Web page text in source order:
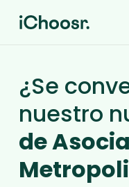
¿Se
nuestro
de